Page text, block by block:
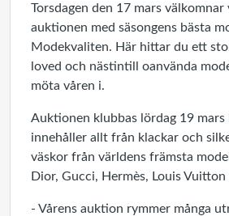
Torsdagen den 17 mars
auktionen med säsongens bästa
Modekvaliten. Här hittar du ett
loved och nästintill oanvända
möta våren i.
Auktionen klubbas lördag 19 mars
innehåller allt från klackar och
väskor från världens främsta
Dior, Gucci, Hermès, Louis Vuitton
- Vårens auktion rymmer många